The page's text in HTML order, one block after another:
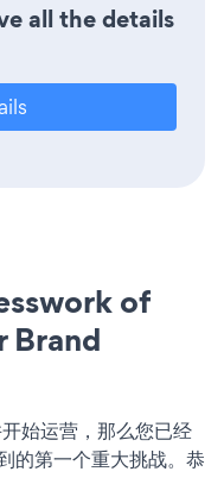
all the details
of
Brand
始运营，那么您已经
的第一个重大挑战。恭